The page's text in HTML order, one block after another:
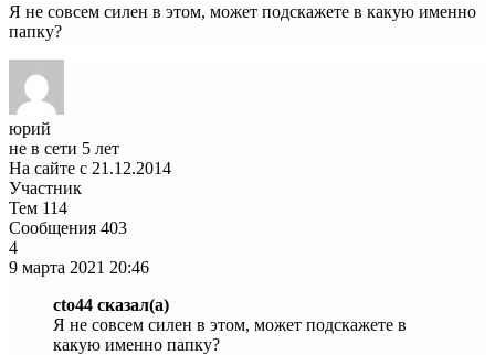
Я не совсем силен в этом, может подскажете в какую именно
папку?
юрий
не в сети 5 лет
На сайте с 21.12.2014
Участник
Тем 114
Сообщения 403
4
9 марта 2021 20:46
cto44 сказал(а)
Я не совсем силен в этом, может подскажете в
какую именно папку?